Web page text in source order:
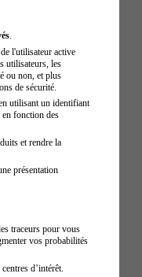
.
l'utilisateur active
utilisateurs, les
ou non, et plus
de sécurité.
utilisant un identifiant
fonction des
et rendre la
présentation
traceurs pour vous
vos probabilités
d’intérêt.